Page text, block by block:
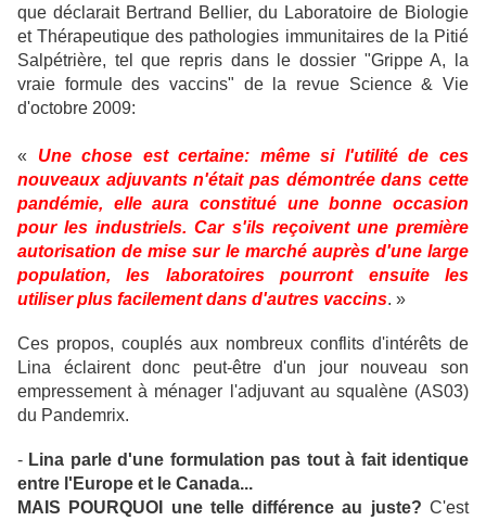
que déclarait Bertrand Bellier, du Laboratoire de Biologie
et Thérapeutique des pathologies immunitaires de la Pitié
Salpétrière, tel que repris dans le dossier "Grippe A, la
vraie formule des vaccins" de la revue Science & Vie
d'octobre 2009:
« Une chose est certaine: même si l'utilité de ces
nouveaux adjuvants n'était pas démontrée dans cette
pandémie, elle aura constitué une bonne occasion
pour les industriels. Car s'ils reçoivent une première
autorisation de mise sur le marché auprès d'une large
population, les laboratoires pourront ensuite les
utiliser plus facilement dans d'autres vaccins. »
Ces propos, couplés aux nombreux conflits d'intérêts de
Lina éclairent donc peut-être d'un jour nouveau son
empressement à ménager l'adjuvant au squalène (AS03)
du Pandemrix.
- Lina parle d'une formulation pas tout à fait identique
entre l'Europe et le Canada...
MAIS POURQUOI une telle différence au juste? C'est